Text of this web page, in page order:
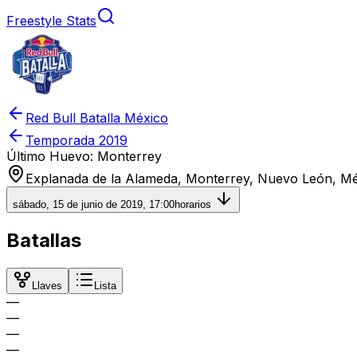
Freestyle Stats
Red Bull Batalla México
Temporada 2019
Último Huevo: Monterrey
Explanada de la Alameda, Monterrey, Nuevo León,
sábado, 15 de junio de 2019, 17:00horarios
Batallas
Llaves Lista
—
—
—
—